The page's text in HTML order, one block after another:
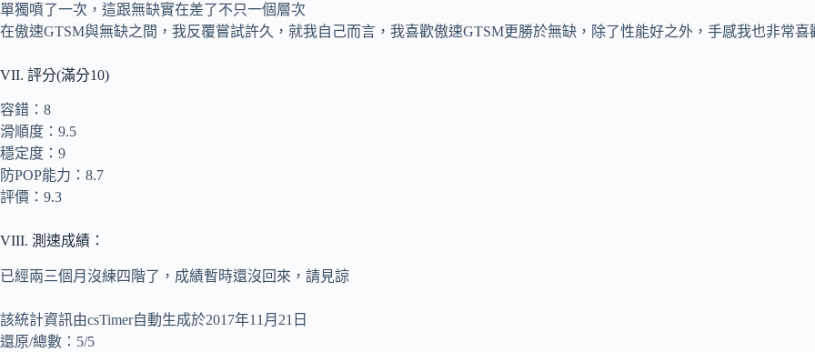
單獨噴了一次，這跟無缺實在差了不只一個層次
在傲速GTSM與無缺之間，我反覆嘗試許久，就我自己而言，我喜歡傲速GTSM更勝於無缺，除了性能好之外，手感我也非常
VII. 評分(滿分10)
容錯：8
滑順度：9.5
穩定度：9
防POP能力：8.7
評價：9.3
VIII. 測速成績：
已經兩三個月沒練四階了，成績暫時還沒回來，請見諒
該統計資訊由csTimer自動生成於2017年11月21日
還原/總數：5/5